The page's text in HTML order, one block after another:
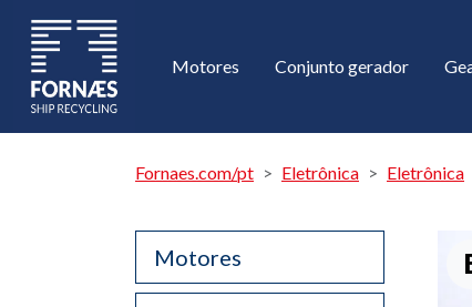
Motores Conjunto gerador
Fornaes.com/pt Eletrônica Eletrônica
Motores